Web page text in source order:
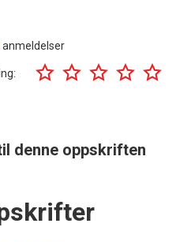
anmeldelser
denne oppskriften